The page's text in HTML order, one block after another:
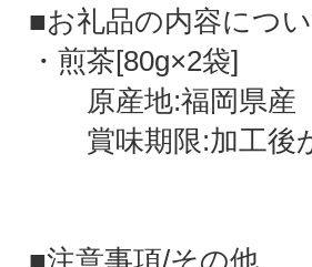
■お礼品の内容につ
・煎茶[80g×2袋]
原産地:福岡県産
賞味期限:加工後